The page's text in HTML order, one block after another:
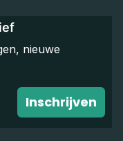
nieuwe
Inschrijven